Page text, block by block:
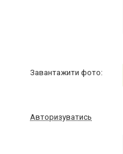
Завантажити фото:
Авторизуватись